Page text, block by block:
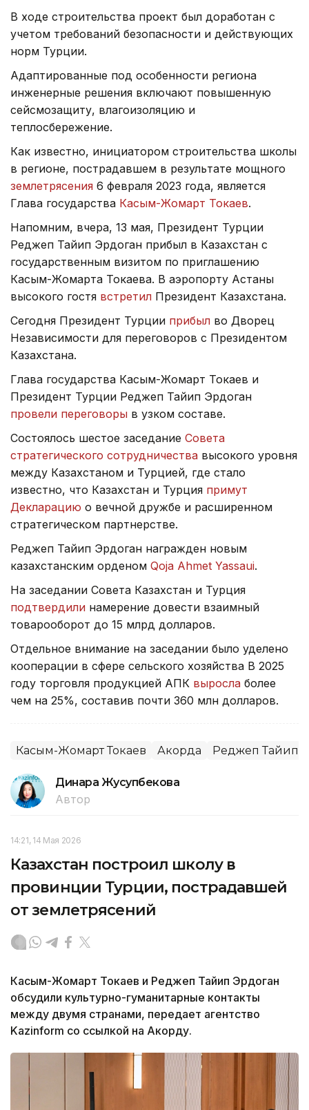
В ходе строительства проект был доработан с
учетом требований безопасности и действующих
норм Турции.
Адаптированные под особенности региона
инженерные решения включают повышенную
сейсмозащиту, влагоизоляцию и
теплосбережение.
Как известно, инициатором строительства школы
в регионе, пострадавшем в результате мощного
землетрясения 6 февраля 2023 года, является
Глава государства Касым-Жомарт Токаев.
Напомним, вчера, 13 мая, Президент Турции
Реджеп Тайип Эрдоган прибыл в Казахстан с
государственным визитом по приглашению
Касым-Жомарта Токаева. В аэропорту Астаны
высокого гостя встретил Президент Казахстана.
Сегодня Президент Турции прибыл во Дворец
Независимости для переговоров с Президентом
Казахстана.
Глава государства Касым-Жомарт Токаев и
Президент Турции Реджеп Тайип Эрдоган
провели переговоры в узком составе.
Состоялось шестое заседание Совета
стратегического сотрудничества высокого уровня
между Казахстаном и Турцией, где стало
известно, что Казахстан и Турция примут
Декларацию о вечной дружбе и расширенном
стратегическом партнерстве.
Реджеп Тайип Эрдоган награжден новым
казахстанским орденом Qoja Ahmet Yassaui.
На заседании Совета Казахстан и Турция
подтвердили намерение довести взаимный
товарооборот до 15 млрд долларов.
Отдельное внимание на заседании было уделено
кооперации в сфере сельского хозяйства В 2025
году торговля продукцией АПК выросла более
чем на 25%, составив почти 360 млн долларов.
Касым-Жомарт Токаев Акорда Реджеп Тайип
Динара Жусупбекова
Автор
14:21, 14 Мая 2026
Казахстан построил школу в
провинции Турции, пострадавшей
от землетрясений
Касым-Жомарт Токаев и Реджеп Тайип Эрдоган
обсудили культурно-гуманитарные контакты
между двумя странами, передает агентство
Kazinform со ссылкой на Акорду.